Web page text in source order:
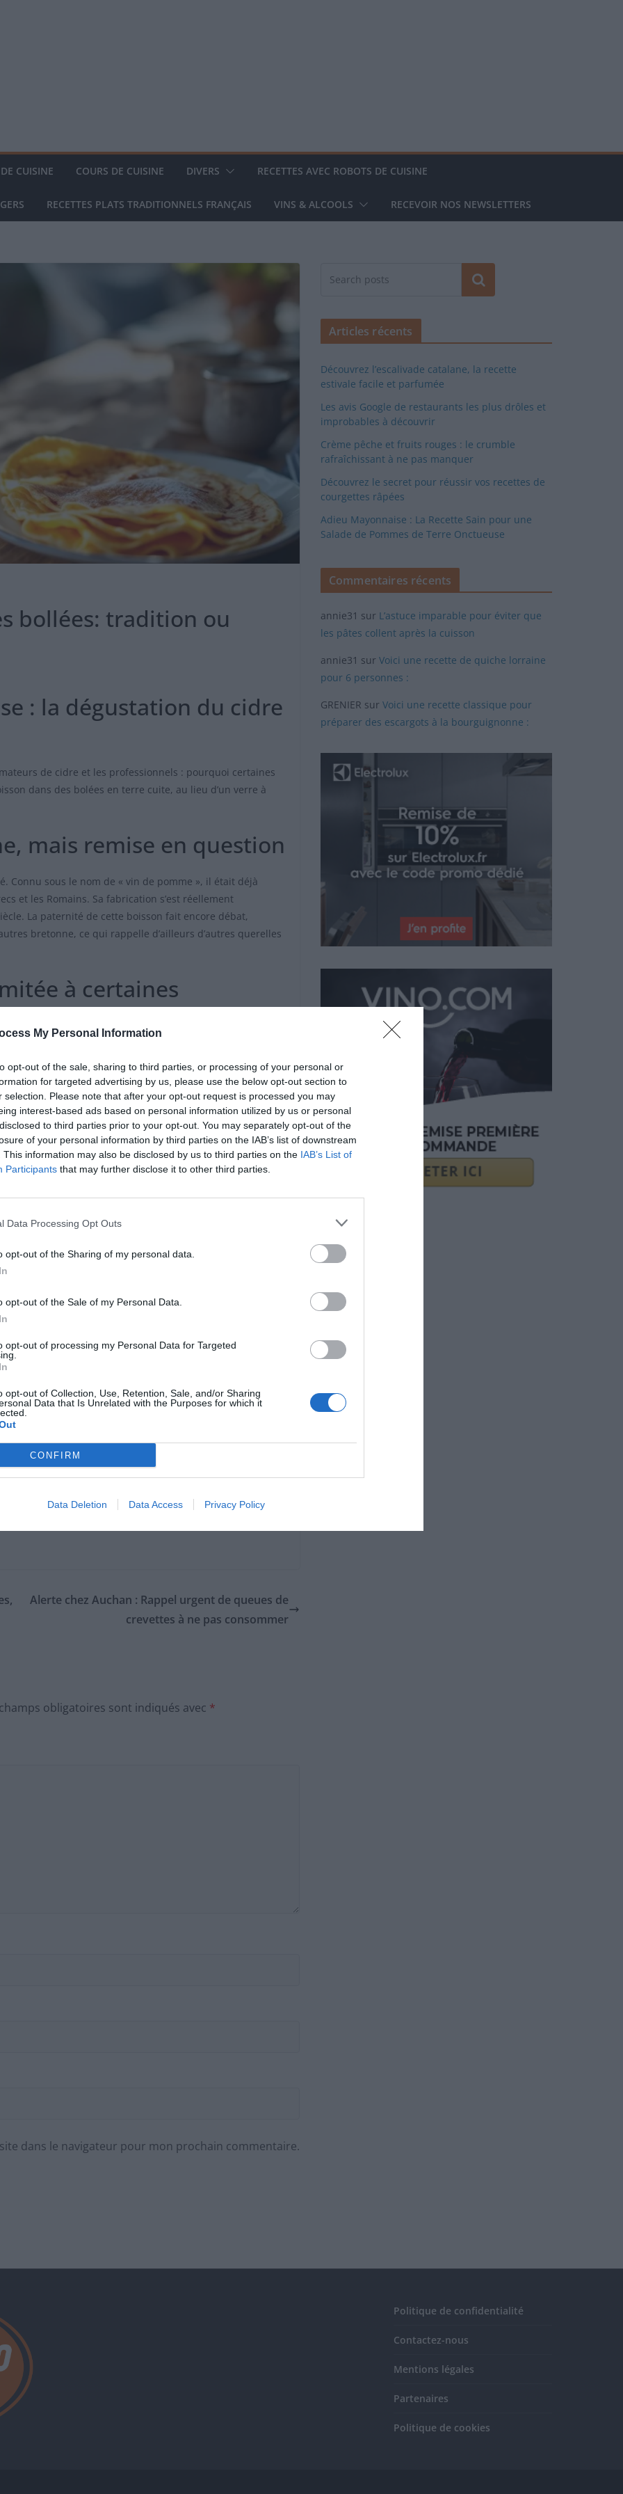
My Personal Information
opt-out of the sale, sharing to third parties, or processing of your personal or
for targeted advertising by us, please use the below opt-out section to
selection. Please note that after your opt-out request is processed you may
interest-based ads based on personal information utilized by us or personal
to third parties prior to your opt-out. You may separately opt-out of the
of your personal information by third parties on the IAB’s list of downstream
This information may also be disclosed by us to third parties on the IAB’s List of
Participants that may further disclose it to other third parties.
Data Processing Opt Outs
opt-out of the Sharing of my personal data.
opt-out of the Sale of my Personal Data.
opt-out of processing my Personal Data for Targeted
opt-out of Collection, Use, Retention, Sale, and/or Sharing
Data that Is Unrelated with the Purposes for which it
CONFIRM
Data Deletion Data Access Privacy Policy
CUISINE COURS DE CUISINE DIVERS RECETTES AVEC ROBOTS DE CUISINE
RECETTES PLATS TRADITIONNELS FRANÇAIS VINS & ALCOOLS RECEVOIR NOS NEWSLETTERS
bollées: tradition ou
: la dégustation du cidre
de cidre et les professionnels : pourquoi certaines
dans des bolées en terre cuite, au lieu d’un verre à
mais remise en question
Connu sous le nom de « vin de pomme », il était déjà
et les Romains. Sa fabrication s’est réellement
La paternité de cette boisson fait encore débat,
bretonne, ce qui rappelle d’ailleurs d’autres querelles
à certaines
précis : lors de l’Épiphanie avec la galette des rois
En dehors de ces occasions, la plupart des gens le
Là-bas, il est généralement servi dans une « bolée
local, très apprécié par les touristes. Pourtant, cette
mais pas forcément
l’époque où la vaisselle en verre ou en faïence était
bols en terre cuite, conçus pour boire le cidre
pose problème pour certains amateurs et
du cidre
servir le cidre dans une bolée serait « une
bretons eux-mêmes préfèrent la dégustation dans un
outil pour apprécier pleinement ses arômes. La
et modernité
pied. L’essentiel est de comprendre pourquoi on choisit
ou simplement par envie de profiter d’un bon cidre. La
et recherche de modernité, sans que cela ne pose
Alerte chez Auchan : Rappel urgent de queues de
crevettes à ne pas consommer
obligatoires sont indiqués avec *
dans le navigateur pour mon prochain commentaire.
Rechercher
Articles récents
Découvrez l’escalivade catalane, la recette
estivale facile et parfumée
Les avis Google de restaurants les plus drôles et
improbables à découvrir
Crème pêche et fruits rouges : le crumble
rafraîchissant à ne pas manquer
Découvrez le secret pour réussir vos recettes de
courgettes râpées
Adieu Mayonnaise : La Recette Sain pour une
Salade de Pommes de Terre Onctueuse
Commentaires récents
annie31 sur L’astuce imparable pour éviter que
les pâtes collent après la cuisson
annie31 sur Voici une recette de quiche lorraine
pour 6 personnes :
GRENIER sur Voici une recette classique pour
préparer des escargots à la bourguignonne :
Politique de confidentialité
Contactez-nous
Mentions légales
Partenaires
Politique de cookies